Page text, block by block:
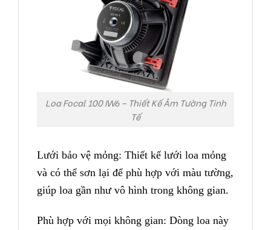
Loa Focal 100 IW6 – Thiết Kế Âm Tường Tinh
Tế
Lưới bảo vệ mỏng: Thiết kế lưới loa mỏng
và có thể sơn lại để phù hợp với màu tường,
giúp loa gần như vô hình trong không gian.
Phù hợp với mọi không gian: Dòng loa này